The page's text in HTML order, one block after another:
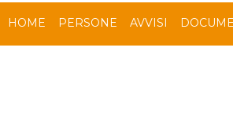
HOME PERSONE AVVISI